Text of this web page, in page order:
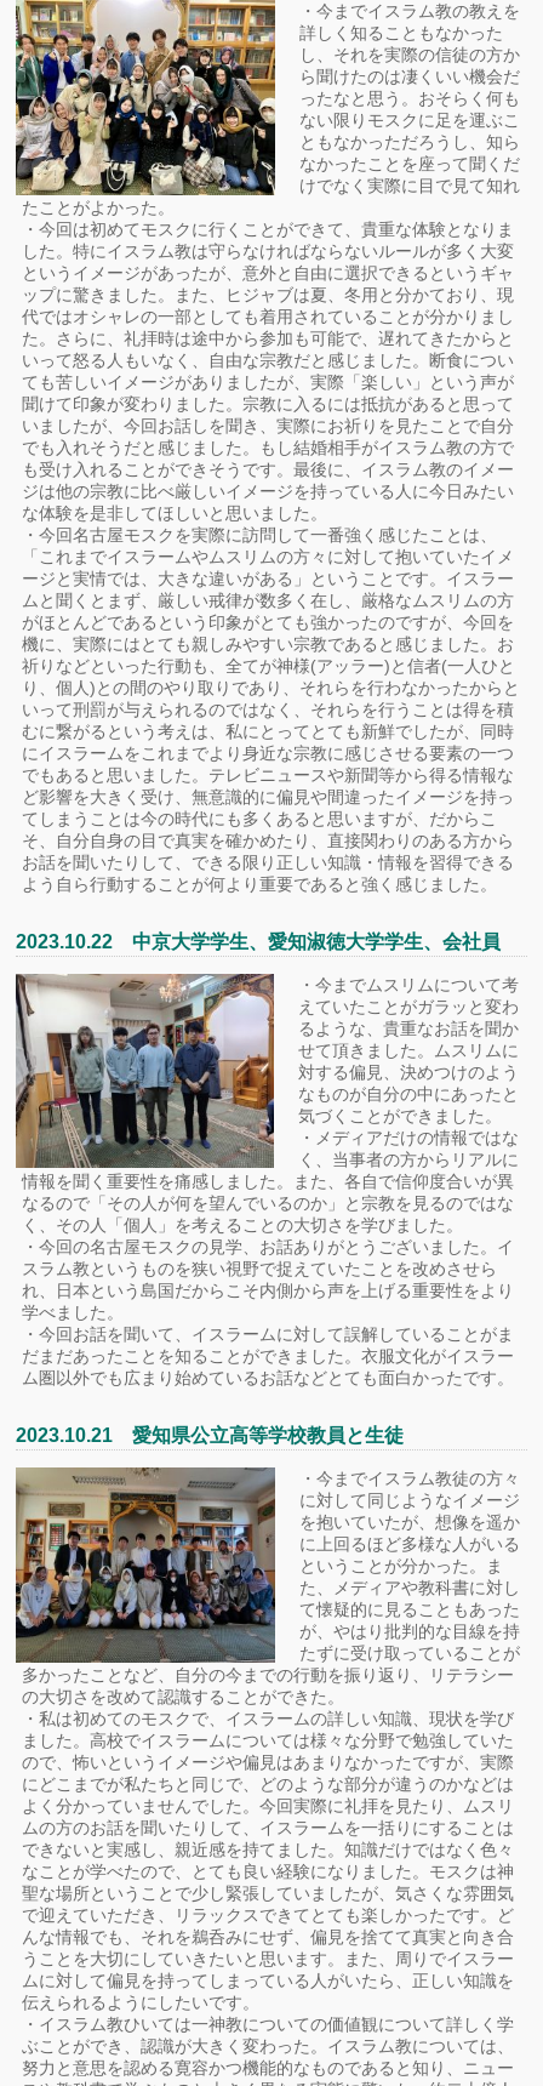
・今までイスラム教の教えを
詳しく知ることもなかった
し、それを実際の信徒の⽅か
ら聞けたのは凄くいい機会だ
ったなと思う。おそらく何も
ない限りモスクに⾜を運ぶこ
ともなかっただろうし、知ら
なかったことを座って聞くだ
けでなく実際に⽬で⾒て知れ
たことがよかった。
・今回は初めてモスクに⾏くことができて、貴重な体験となりま
した。特にイスラム教は守らなければならないルールが多く⼤変
というイメージがあったが、意外と⾃由に選択できるというギャ
ップに驚きました。また、ヒジャブは夏、冬⽤と分かており、現
代ではオシャレの⼀部としても着⽤されていることが分かりまし
た。さらに、礼拝時は途中から参加も可能で、遅れてきたからと
いって怒る⼈もいなく、⾃由な宗教だと感じました。断⾷につい
ても苦しいイメージがありましたが、実際「楽しい」という声が
聞けて印象が変わりました。宗教に⼊るには抵抗があると思って
いましたが、今回お話しを聞き、実際にお祈りを⾒たことで⾃分
でも⼊れそうだと感じました。もし結婚相⼿がイスラム教の⽅で
も受け⼊れることができそうです。最後に、イスラム教のイメー
ジは他の宗教に⽐べ厳しいイメージを持っている⼈に今⽇みたい
な体験を是⾮してほしいと思いました。
・今回名古屋モスクを実際に訪問して⼀番強く感じたことは、
「これまでイスラームやムスリムの⽅々に対して抱いていたイメ
ージと実情では、⼤きな違いがある」ということです。イスラー
ムと聞くとまず、厳しい戒律が数多く在し、厳格なムスリムの⽅
がほとんどであるという印象がとても強かったのですが、今回を
機に、実際にはとても親しみやすい宗教であると感じました。お
祈りなどといった⾏動も、全てが神様(アッラー)と信者(⼀⼈ひと
り、個⼈)との間のやり取りであり、それらを⾏わなかったからと
いって刑罰が与えられるのではなく、それらを⾏うことは得を積
むに繋がるという考えは、私にとってとても新鮮でしたが、同時
にイスラームをこれまでより⾝近な宗教に感じさせる要素の⼀つ
でもあると思いました。テレビニュースや新聞等から得る情報な
ど影響を⼤きく受け、無意識的に偏⾒や間違ったイメージを持っ
てしまうことは今の時代にも多くあると思いますが、だからこ
そ、⾃分⾃⾝の⽬で真実を確かめたり、直接関わりのある⽅から
お話を聞いたりして、できる限り正しい知識・情報を習得できる
よう⾃ら⾏動することが何より重要であると強く感じました。
2023.10.22 中京大学学生、愛知淑徳大学学生、会社員
・今までムスリムについて考
えていたことがガラッと変わ
るような、貴重なお話を聞か
せて頂きました。ムスリムに
対する偏見、決めつけのよう
なものが自分の中にあったと
気づくことができました。
・メディアだけの情報ではな
く、当事者の方からリアルに
情報を聞く重要性を痛感しました。また、各自で信仰度合いが異
なるので「その人が何を望んでいるのか」と宗教を見るのではな
く、その人「個人」を考えることの大切さを学びました。
・今回の名古屋モスクの見学、お話ありがとうございました。イ
スラム教というものを狭い視野で捉えていたことを改めさせら
れ、日本という島国だからこそ内側から声を上げる重要性をより
学べました。
・今回お話を聞いて、イスラームに対して誤解していることがま
だまだあったことを知ることができました。衣服文化がイスラー
ム圏以外でも広まり始めているお話などとても面白かったです。
2023.10.21 愛知県公立高等学校教員と生徒
・今までイスラム教徒の方々
に対して同じようなイメージ
を抱いていたが、想像を遥か
に上回るほど多様な人がいる
ということが分かった。ま
た、メディアや教科書に対し
て懐疑的に見ることもあった
が、やはり批判的な目線を持
たずに受け取っていることが
多かったことなど、自分の今までの行動を振り返り、リテラシー
の大切さを改めて認識することができた。
・私は初めてのモスクで、イスラームの詳しい知識、現状を学び
ました。高校でイスラームについては様々な分野で勉強していた
ので、怖いというイメージや偏見はあまりなかったですが、実際
にどこまでが私たちと同じで、どのような部分が違うのかなどは
よく分かっていませんでした。今回実際に礼拝を見たり、ムスリ
ムの方のお話を聞いたりして、イスラームを一括りにすることは
できないと実感し、親近感を持てました。知識だけではなく色々
なことが学べたので、とても良い経験になりました。モスクは神
聖な場所ということで少し緊張していましたが、気さくな雰囲気
で迎えていただき、リラックスできてとても楽しかったです。ど
んな情報でも、それを鵜呑みにせず、偏見を捨てて真実と向き合
うことを大切にしていきたいと思います。また、周りでイスラー
ムに対して偏見を持ってしまっている人がいたら、正しい知識を
伝えられるようにしたいです。
・イスラム教ひいては一神教についての価値観について詳しく学
ぶことができ、認識が大きく変わった。イスラム教については、
努力と意思を認める寛容かつ機能的なものであると知り、ニュー